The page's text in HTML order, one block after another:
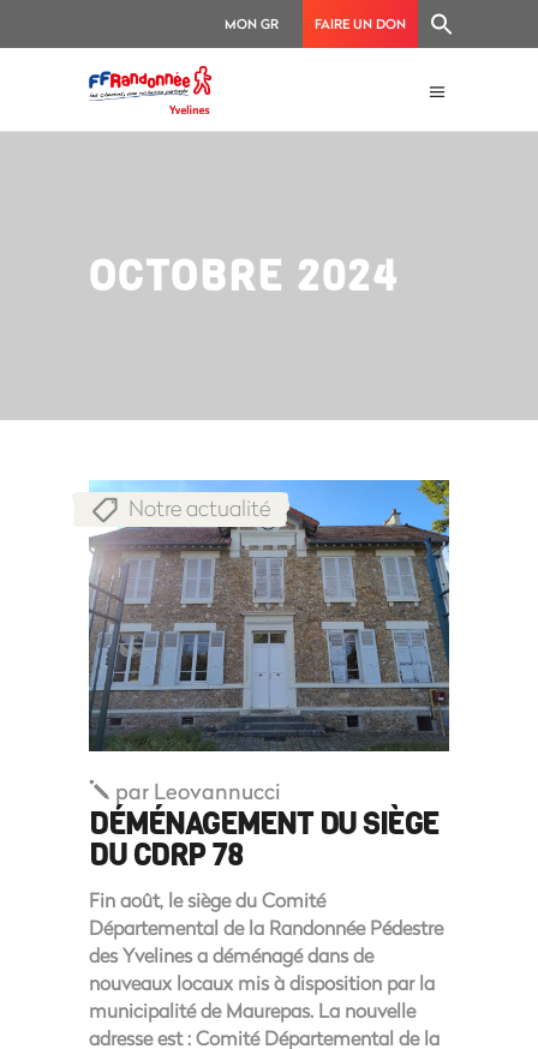
MON GR FAIRE UN DON
OCTOBRE 2024
Notre actualité
par Leovannucci
DÉMÉNAGEMENT DU SIÈGE
DU CDRP 78
Fin août, le siège du Comité
Départemental de la Randonnée Pédestre
des Yvelines a déménagé dans de
nouveaux locaux mis à disposition par la
municipalité de Maurepas. La nouvelle
adresse est : Comité Départemental de la